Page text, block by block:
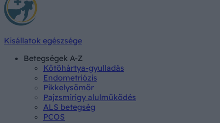
Kisállatok egészsége
Betegségek A-Z
Kötőhártya-gyulladás
Endometriózis
Pikkelysömör
Pajzsmirigy alulműködés
ALS betegség
PCOS